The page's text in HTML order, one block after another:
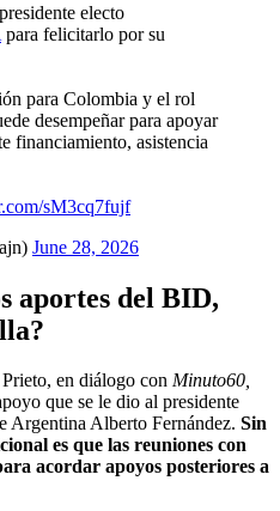
electo
para felicitarlo por su
para Colombia y el rol
desempeñar para apoyar
financiamiento, asistencia
sM3cq7fujf
June 28, 2026
aportes del BID,
en diálogo con Minuto60,
que se le dio al presidente
Argentina Alberto Fernández. Sin
es que las reuniones con
acordar apoyos posteriores a